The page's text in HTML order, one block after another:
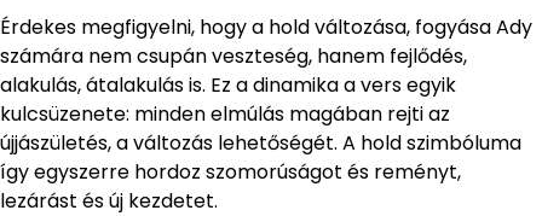
Érdekes megfigyelni, hogy a hold változása, fogyása Ady
számára nem csupán veszteség, hanem fejlődés,
alakulás, átalakulás is. Ez a dinamika a vers egyik
kulcsüzenete: minden elmúlás magában rejti az
újjászületés, a változás lehetőségét. A hold szimbóluma
így egyszerre hordoz szomorúságot és reményt,
lezárást és új kezdetet.